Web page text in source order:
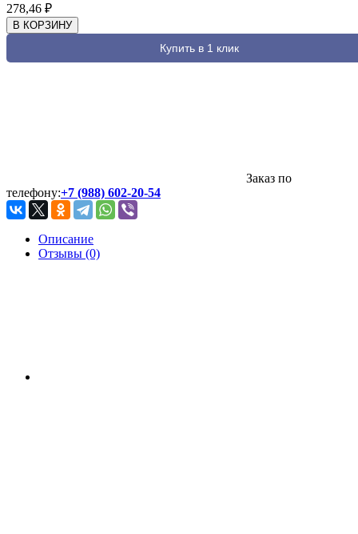
278,46 ₽
В КОРЗИНУ
Купить в 1 клик
Заказ по
телефону:+7 (988) 602-20-54
Описание
Отзывы (0)